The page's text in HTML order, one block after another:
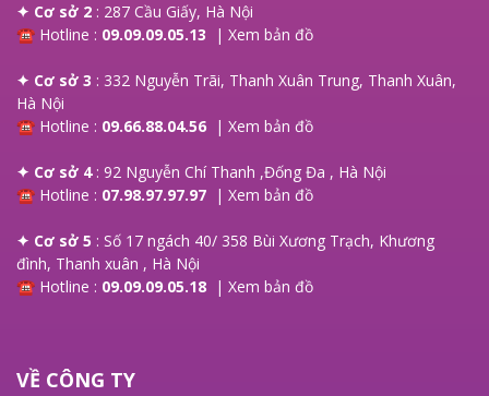
✦ Cơ sở 2 : 287 Cầu Giấy, Hà Nội
☎ Hotline : 09.09.09.05.13 | Xem bản đồ
✦ Cơ sở 3 : 332 Nguyễn Trãi, Thanh Xuân Trung, Thanh Xuân,
Hà Nội
☎ Hotline : 09.66.88.04.56 | Xem bản đồ
✦ Cơ sở 4: 92 Nguyễn Chí Thanh ,Đống Đa , Hà Nội
☎ Hotline : 07.98.97.97.97 | Xem bản đồ
✦ Cơ sở 5 : Số 17 ngách 40/ 358 Bùi Xương Trạch, Khương
đình, Thanh xuân , Hà Nội
☎ Hotline : 09.09.09.05.18 | Xem bản đồ
VỀ CÔNG TY